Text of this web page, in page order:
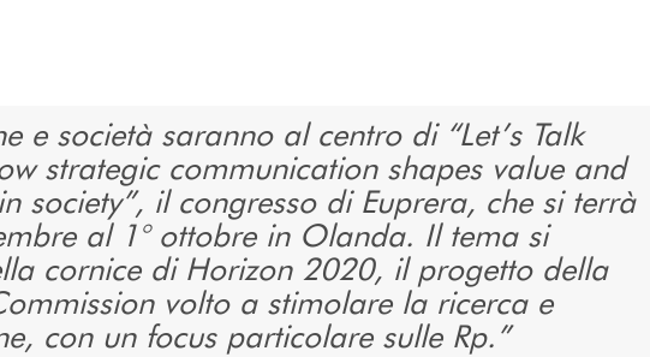
e società saranno al centro di “Let’s Talk
strategic communication shapes value and
society”, il congresso di Euprera, che si terrà
al 1° ottobre in Olanda. Il tema si
cornice di Horizon 2020, il progetto della
volto a stimolare la ricerca e
con un focus particolare sulle Rp.